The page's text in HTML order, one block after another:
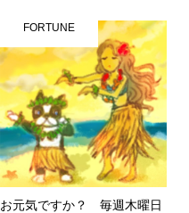
FORTUNE
お元気ですか？ 毎週木曜日